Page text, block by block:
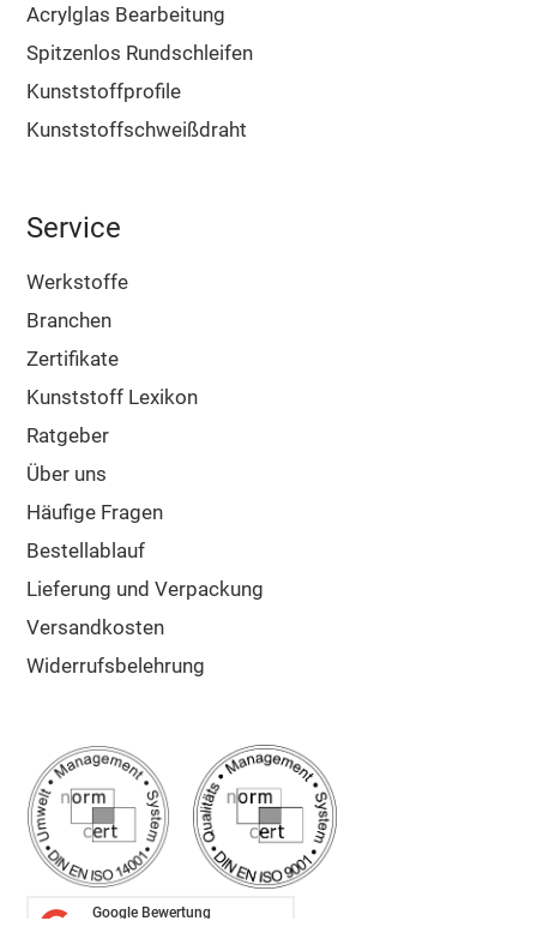
Acrylglas Bearbeitung
Spitzenlos Rundschleifen
Kunststoffprofile
Kunststoffschweißdraht
Service
Werkstoffe
Branchen
Zertifikate
Kunststoff Lexikon
Ratgeber
Über uns
Häufige Fragen
Bestellablauf
Lieferung und Verpackung
Versandkosten
Widerrufsbelehrung
Google Bewertung